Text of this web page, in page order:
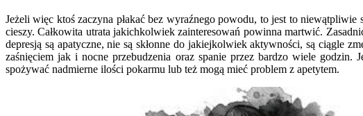
Jeżeli więc ktoś zaczyna płakać bez wyraźnego powodu, to jest to
cieszy. Całkowita utrata jakichkolwiek zainteresowań powinna martwić.
depresją są apatyczne, nie są skłonne do jakiejkolwiek aktywności, są ciągle
zaśnięciem jak i nocne przebudzenia oraz spanie przez bardzo wiele
spożywać nadmierne ilości pokarmu lub też mogą mieć problem z apetytem.